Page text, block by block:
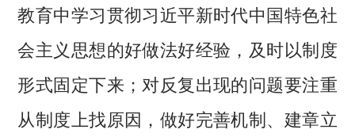
教育中学习贯彻习近平新时代中国特色社
会主义思想的好做法好经验，及时以制度
形式固定下来；对反复出现的问题要注重
从制度上找原因，做好完善机制、建章立